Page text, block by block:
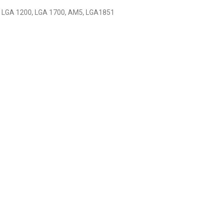
1200, LGA 1700, AM5, LGA1851